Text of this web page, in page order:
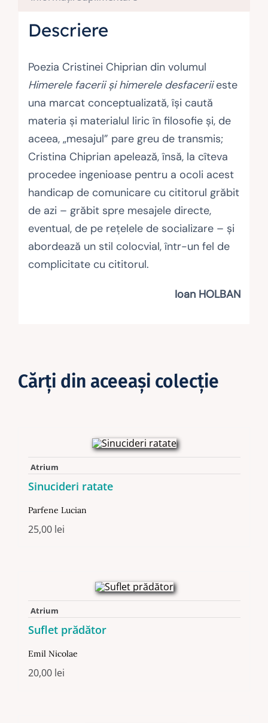
Descriere
Poezia Cristinei Chiprian din volumul
Himerele facerii şi himerele desfaceriieste
una marcat conceptualizată, îşi caută
materia şi materialul liric în filosofie şi, de
aceea, „mesajul” pare greu de transmis;
Cristina Chiprian apelează, însă, la cîteva
procedee ingenioase pentru a ocoli acest
handicap de comunicare cu cititorul grăbit
de azi – grăbit spre mesajele directe,
eventual, de pe reţelele de socializare – şi
abordează un stil colocvial, într-un fel de
complicitate cu cititorul.
Ioan HOLBAN
Cărţi din aceeaşi colecţie
Atrium
Sinucideri ratate
Parfene Lucian
25,00 lei
Atrium
Suflet prădător
Emil Nicolae
20,00 lei